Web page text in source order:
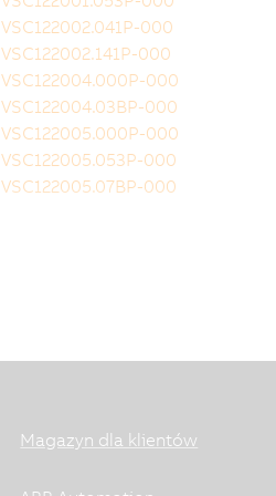
VSC122002.041P-000
VSC122002.141P-000
VSC122004.000P-000
VSC122004.03BP-000
VSC122005.000P-000
VSC122005.053P-000
VSC122005.07BP-000
Magazyn dla klientów